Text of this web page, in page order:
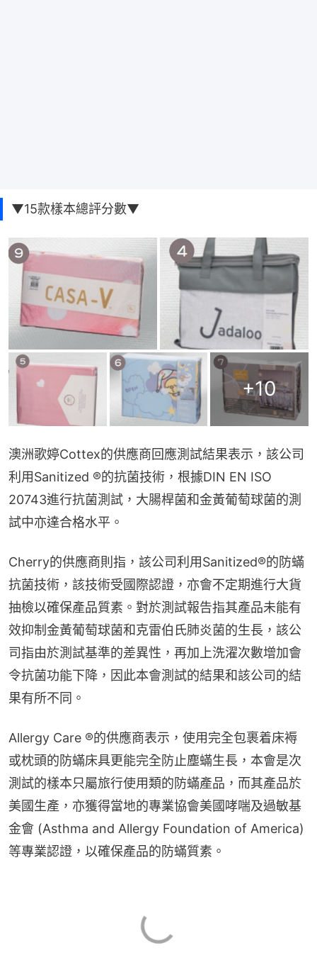
▼15款樣本總評分數▼
+10
澳洲歌婷Cottex的供應商回應測試結果表示，該公司
利用Sanitized ®的抗菌技術，根據DIN EN ISO
20743進行抗菌測試，大腸桿菌和金黃葡萄球菌的測
試中亦達合格水平。
Cherry的供應商則指，該公司利用Sanitized®的防蟎
抗菌技術，該技術受國際認證，亦會不定期進行大貨
抽檢以確保產品質素。對於測試報告指其產品未能有
效抑制金黃葡萄球菌和克雷伯氏肺炎菌的生長，該公
司指由於測試基準的差異性，再加上洗濯次數增加會
令抗菌功能下降，因此本會測試的結果和該公司的結
果有所不同。
Allergy Care ®的供應商表示，使用完全包裹着床褥
或枕頭的防蟎床具更能完全防止塵蟎生長，本會是次
測試的樣本只屬旅行使用類的防蟎產品，而其產品於
美國生產，亦獲得當地的專業協會美國哮喘及過敏基
金會 (Asthma and Allergy Foundation of America)
等專業認證，以確保產品的防蟎質素。